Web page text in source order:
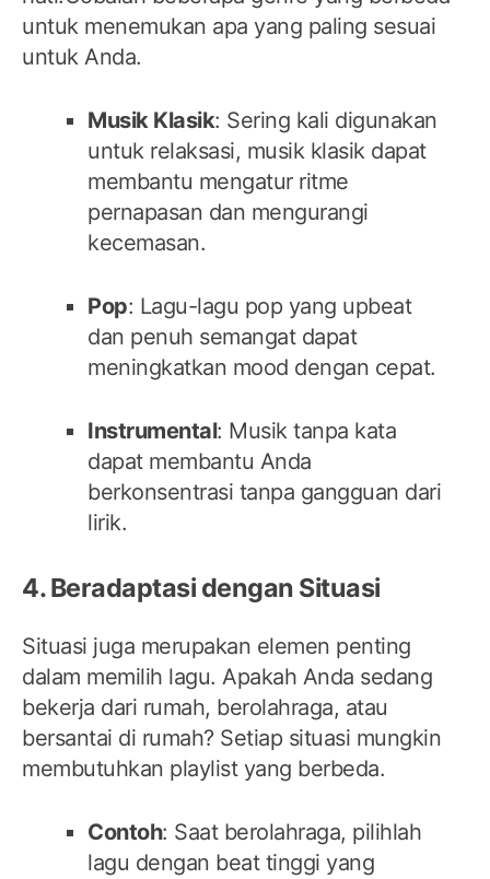
untuk menemukan apa yang paling sesuai
untuk Anda.
Musik Klasik: Sering kali digunakan
untuk relaksasi, musik klasik dapat
membantu mengatur ritme
pernapasan dan mengurangi
kecemasan.
Pop: Lagu-lagu pop yang upbeat
dan penuh semangat dapat
meningkatkan mood dengan cepat.
Instrumental: Musik tanpa kata
dapat membantu Anda
berkonsentrasi tanpa gangguan dari
lirik.
4. Beradaptasi dengan Situasi
Situasi juga merupakan elemen penting
dalam memilih lagu. Apakah Anda sedang
bekerja dari rumah, berolahraga, atau
bersantai di rumah? Setiap situasi mungkin
membutuhkan playlist yang berbeda.
Contoh: Saat berolahraga, pilihlah
lagu dengan beat tinggi yang